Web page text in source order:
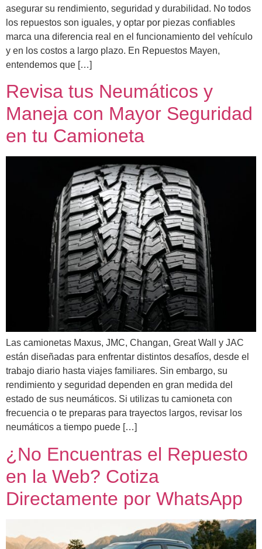
asegurar su rendimiento, seguridad y durabilidad. No todos
los repuestos son iguales, y optar por piezas confiables
marca una diferencia real en el funcionamiento del vehículo
y en los costos a largo plazo. En Repuestos Mayen,
entendemos que […]
Revisa tus Neumáticos y
Maneja con Mayor Seguridad
en tu Camioneta
Las camionetas Maxus, JMC, Changan, Great Wall y JAC
están diseñadas para enfrentar distintos desafíos, desde el
trabajo diario hasta viajes familiares. Sin embargo, su
rendimiento y seguridad dependen en gran medida del
estado de sus neumáticos. Si utilizas tu camioneta con
frecuencia o te preparas para trayectos largos, revisar los
neumáticos a tiempo puede […]
¿No Encuentras el Repuesto
en la Web? Cotiza
Directamente por WhatsApp